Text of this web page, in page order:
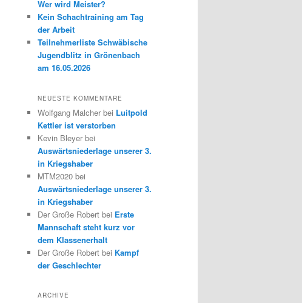
Wer wird Meister?
Kein Schachtraining am Tag
der Arbeit
Teilnehmerliste Schwäbische
Jugendblitz in Grönenbach
am 16.05.2026
NEUESTE KOMMENTARE
Wolfgang Malcher bei Luitpold
Kettler ist verstorben
Kevin Bleyer bei
Auswärtsniederlage unserer 3.
in Kriegshaber
MTM2020 bei
Auswärtsniederlage unserer 3.
in Kriegshaber
Der Große Robert bei Erste
Mannschaft steht kurz vor
dem Klassenerhalt
Der Große Robert bei Kampf
der Geschlechter
ARCHIVE